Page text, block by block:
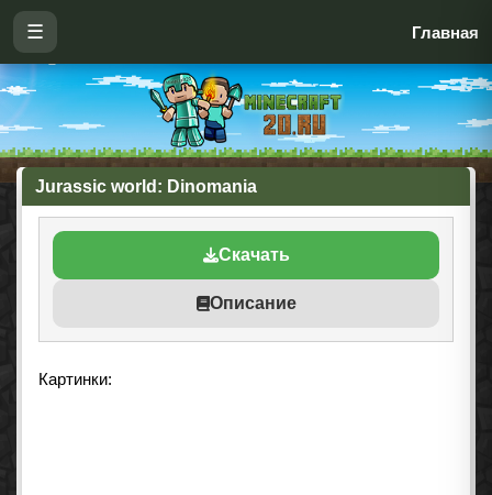
☰ Главная
Jurassic world: Dinomania
Скачать
Описание
Картинки: